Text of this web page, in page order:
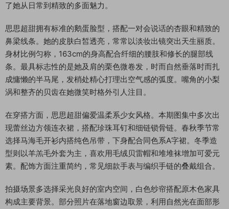
了她从日常到精致的多面魅力。
思思超甜拥有标准的鹅蛋脸型，搭配一对会说话的杏眼和精致的
鼻梁线条。她的皮肤白皙透亮，常常以淡妆出镜突出天生丽质。
身材比例匀称，163cm的身高配合纤细的腰肢和修长的腿部线
条。最具标志性的是她及肩的栗色微卷发，时而自然垂落时而扎
成慵懒的半马尾，发梢处精心打理出空气感的弧度。嘴角的小梨
涡和整齐的贝齿在她微笑时格外引人注目。
在穿搭方面，思思超甜偏爱温柔系少女风格。本期图集中多次出
现蕾丝边方领连衣裙，搭配珍珠耳钉和细链锁骨链。春秋季节常
选择马海毛开衫内搭纯色吊带，下身配合同色系A字裙。冬季造
型则以羊羔毛外套为主，喜欢用毛绒贝雷帽和堆堆袜增加可爱元
素。配饰方面注重简约，常见细款手表与编织手链的叠戴组合。
拍摄场景多选择采光良好的室内空间，白色纱帘搭配原木色家具
构成主要背景。部分照片在落地窗边取景，利用自然光在面部形